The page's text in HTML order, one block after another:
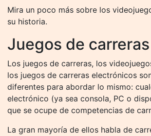
Mira un poco más sobre los
su historia.
Juegos de carreras
Los juegos de carreras, los
los juegos de carreras electrónicos
diferentes para abordar lo mismo:
electrónico (ya sea consola, PC o
que se ocupe de competencias de
La gran mayoría de ellos habla de